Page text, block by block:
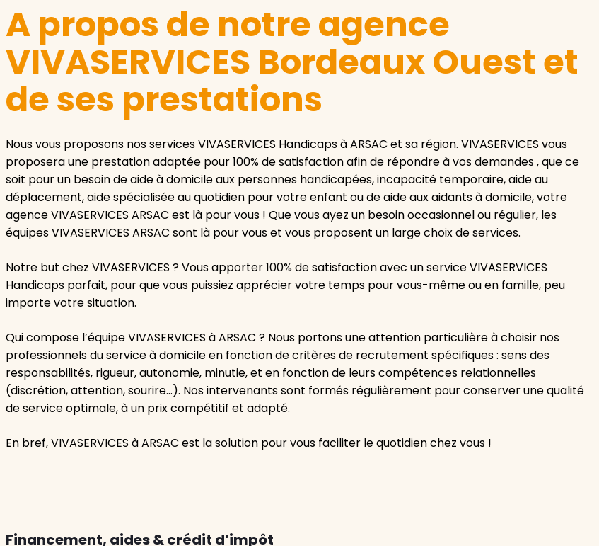
A propos de notre agence
VIVASERVICES Bordeaux Ouest et
de ses prestations
Nous vous proposons nos services VIVASERVICES Handicaps à ARSAC et sa région. VIVASERVICES vous
proposera une prestation adaptée pour 100% de satisfaction afin de répondre à vos demandes , que ce
soit pour un besoin de aide à domicile aux personnes handicapées, incapacité temporaire, aide au
déplacement, aide spécialisée au quotidien pour votre enfant ou de aide aux aidants à domicile, votre
agence VIVASERVICES ARSAC est là pour vous ! Que vous ayez un besoin occasionnel ou régulier, les
équipes VIVASERVICES ARSAC sont là pour vous et vous proposent un large choix de services.
Notre but chez VIVASERVICES ? Vous apporter 100% de satisfaction avec un service VIVASERVICES
Handicaps parfait, pour que vous puissiez apprécier votre temps pour vous-même ou en famille, peu
importe votre situation.
Qui compose l’équipe VIVASERVICES à ARSAC ? Nous portons une attention particulière à choisir nos
professionnels du service à domicile en fonction de critères de recrutement spécifiques : sens des
responsabilités, rigueur, autonomie, minutie, et en fonction de leurs compétences relationnelles
(discrétion, attention, sourire…). Nos intervenants sont formés régulièrement pour conserver une qualité
de service optimale, à un prix compétitif et adapté.
En bref, VIVASERVICES à ARSAC est la solution pour vous faciliter le quotidien chez vous !
Financement, aides & crédit d’impôt